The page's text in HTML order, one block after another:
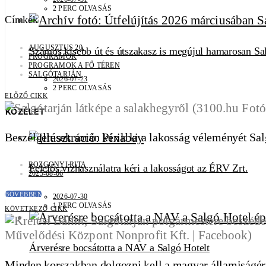
2 PERC OLVASÁS
Számos kisebb út és útszakasz is megújul hamarosan
2026-07-23
2 PERC OLVASÁS
KÖZÉLET
Felelős vízhasználatra kéri a lakosságot az ÉRV Zrt.
2026-07-30
1 PERC OLVASÁS
Árverésre bocsátotta a NAV a Salgó Hotelt
Címkék
AUGUSZTUS 20.
PROGRAMOK
PROGRAMOK A FŐ TÉREN
SALGÓTARJÁN
ELŐZŐ CIKK
Beszélgetések során kérik ki a lakosság véleményét
ROZGONYI RITA
2025-08-06
BŐVEBBEN
KÖVETKEZŐ CIKK